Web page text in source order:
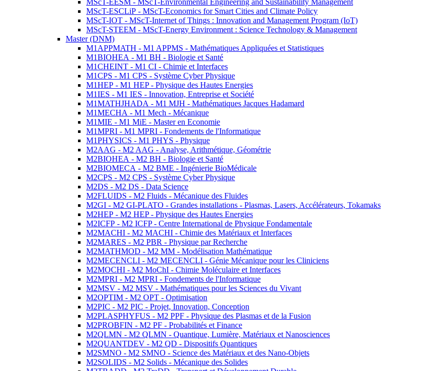
MScT-EESM - MScT-Environmental Engineering and Sustainability Management
MScT-ESCLiP - MScT-Economics for Smart Cities and Climate Policy
MScT-IOT - MScT-Internet of Things : Innovation and Management Program (IoT)
MScT-STEEM - MScT-Energy Environment : Science Technology & Management
Master (DNM)
M1APPMATH - M1 APPMS - Mathématiques Appliquées et Statistiques
M1BIOHEA - M1 BH - Biologie et Santé
M1CHEINT - M1 CI - Chimie et Interfaces
M1CPS - M1 CPS - Système Cyber Physique
M1HEP - M1 HEP - Physique des Hautes Energies
M1IES - M1 IES - Innovation, Entreprise et Société
M1MATHJHADA - M1 MJH - Mathématiques Jacques Hadamard
M1MECHA - M1 Mech - Mécanique
M1MIE - M1 MiE - Master en Economie
M1MPRI - M1 MPRI - Fondements de l'Informatique
M1PHYSICS - M1 PHYS - Physique
M2AAG - M2 AAG - Analyse, Arithmétique, Géométrie
M2BIOHEA - M2 BH - Biologie et Santé
M2BIOMECA - M2 BME - Ingénierie BioMédicale
M2CPS - M2 CPS - Système Cyber Physique
M2DS - M2 DS - Data Science
M2FLUIDS - M2 Fluids - Mécanique des Fluides
M2GI - M2 GI-PLATO - Grandes installations - Plasmas, Lasers, Accélérateurs, Tokamaks
M2HEP - M2 HEP - Physique des Hautes Energies
M2ICFP - M2 ICFP - Centre International de Physique Fondamentale
M2MACHI - M2 MACHI - Chimie des Matériaux et Interfaces
M2MARES - M2 PBR - Physique par Recherche
M2MATHMOD - M2 MM - Modélisation Mathématique
M2MECENCLI - M2 MECENCLI - Génie Mécanique pour les Cliniciens
M2MOCHI - M2 MoChI - Chimie Moléculaire et Interfaces
M2MPRI - M2 MPRI - Fondements de l'Informatique
M2MSV - M2 MSV - Mathématiques pour les Sciences du Vivant
M2OPTIM - M2 OPT - Optimisation
M2PIC - M2 PIC - Projet, Innovation, Conception
M2PLASPHYFUS - M2 PPF - Physique des Plasmas et de la Fusion
M2PROBFIN - M2 PF - Probabilités et Finance
M2QLMN - M2 QLMN - Quantique, Lumière, Matériaux et Nanosciences
M2QUANTDEV - M2 QD - Dispositifs Quantiques
M2SMNO - M2 SMNO - Science des Matériaux et des Nano-Objets
M2SOLIDS - M2 Solids - Mécanique des Solides